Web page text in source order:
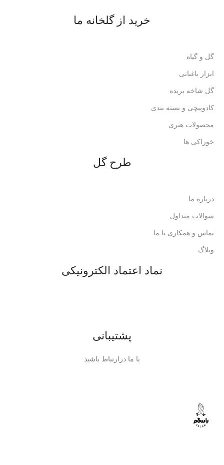
خرید از گلخانه ما
گل و گیاه
ابزار باغبانی
گل شاخه بریده
کادوپیچی و بسته بندی
محصولات هنری
خوراکی ها
طرح گل
درباره ما
سوالات متداول
تماس و همکاری با ما
وبلاگ
نماد اعتماد الکترونیکی
پشتیبانی
با ما درارتباط باشید